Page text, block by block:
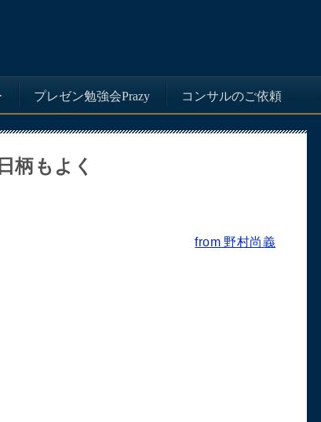
プレゼン勉強会Prazy コンサルのご依頼
柄もよく
from 野村尚義